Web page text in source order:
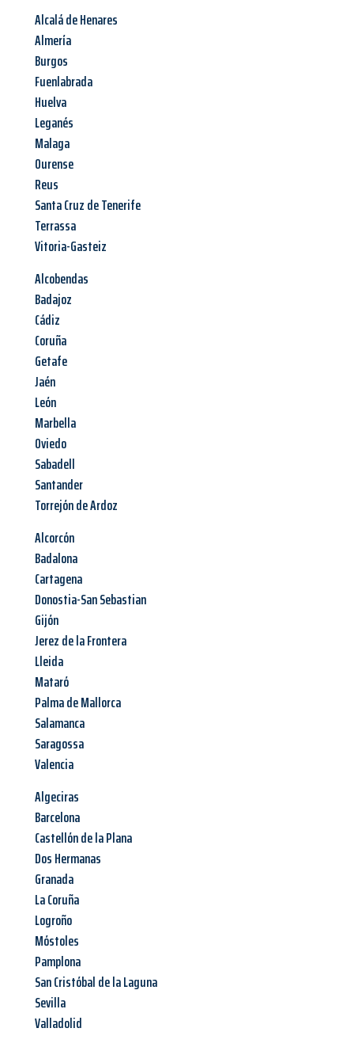
Alcalá de Henares
Almería
Burgos
Fuenlabrada
Huelva
Leganés
Malaga
Ourense
Reus
Santa Cruz de Tenerife
Terrassa
Vitoria-Gasteiz
Alcobendas
Badajoz
Cádiz
Coruña
Getafe
Jaén
León
Marbella
Oviedo
Sabadell
Santander
Torrejón de Ardoz
Alcorcón
Badalona
Cartagena
Donostia-San Sebastian
Gijón
Jerez de la Frontera
Lleida
Mataró
Palma de Mallorca
Salamanca
Saragossa
Valencia
Algeciras
Barcelona
Castellón de la Plana
Dos Hermanas
Granada
La Coruña
Logroño
Móstoles
Pamplona
San Cristóbal de la Laguna
Sevilla
Valladolid